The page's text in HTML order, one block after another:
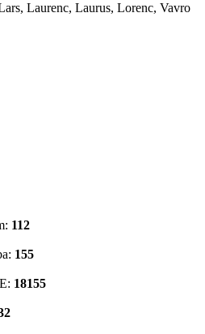
Laurenc, Laurus, Lorenc, Vavro
112
155
18155